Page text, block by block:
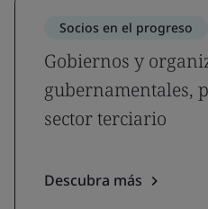
Socios en el progreso
Gobiernos y
gubernamentales,
sector terciario
Descubra más